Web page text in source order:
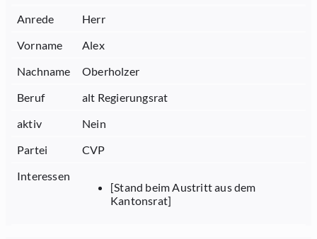
Anrede
Herr
Vorname
Alex
Nachname
Oberholzer
Beruf
alt Regierungsrat
aktiv
Nein
Partei
CVP
Interessen
[Stand beim Austritt aus dem
Kantonsrat]